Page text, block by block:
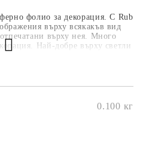
фолио за декорация. С Rub
върху всякакъв вид
върху нея. Много
Най-добре върху светли
0.100 кг